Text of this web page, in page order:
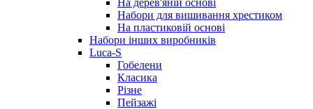
Набори для вишивання хрестиком
На пластиковій основі
Набори інших виробників
Luca-S
Гобелени
Класика
Різне
Пейзажі